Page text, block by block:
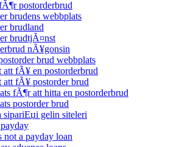
postorderbrud
brudens webbplats
brudland
brudtjÃ¤nst
nÃ¥gonsin
brud webbplats
fÃ¥ en postorderbrud
fÃ¥ postorder brud
fÃ¶r att hitta en postorderbrud
postorder brud
sipariЕџi gelin siteleri
not a payday loan